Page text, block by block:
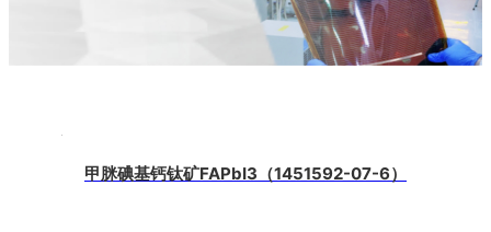
甲脒碘基钙钛矿FAPbI3（1451592-07-6）